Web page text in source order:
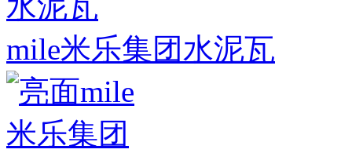
mile米乐集团水泥瓦